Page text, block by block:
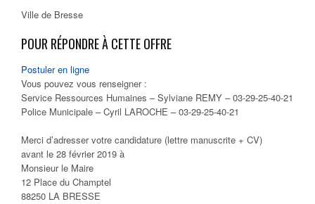
Ville de Bresse
POUR RÉPONDRE À CETTE OFFRE
Postuler en ligne
Vous pouvez vous renseigner :
Service Ressources Humaines – Sylviane REMY – 03-29-25-40-21
Police Municipale – Cyril LAROCHE – 03-29-25-40-21
Merci d’adresser votre candidature (lettre manuscrite + CV)
avant le 28 février 2019 à
Monsieur le Maire
12 Place du Champtel
88250 LA BRESSE